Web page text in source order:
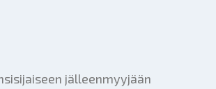
jälleenmyyjään